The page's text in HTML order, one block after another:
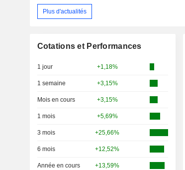
Plus d'actualités
Cotations et Performances
1 jour +1,18%
1 semaine +3,15%
Mois en cours +3,15%
1 mois +5,69%
3 mois +25,66%
6 mois +12,52%
Année en cours +13,59%